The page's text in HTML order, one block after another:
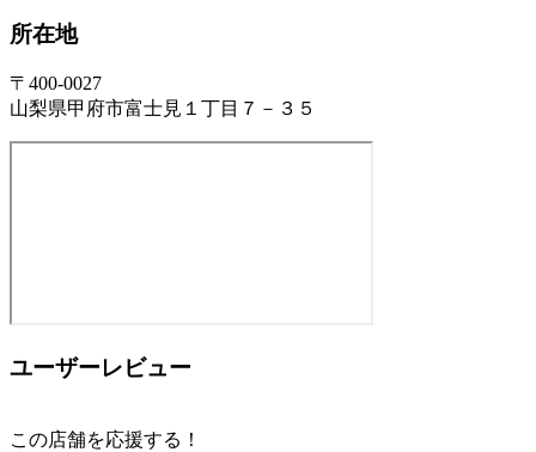
所在地
〒400-0027
山梨県甲府市富士見１丁目７－３５
ユーザーレビュー
この店舗を応援する！